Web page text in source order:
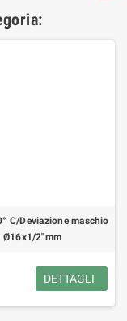
C/Deviazione maschio
Ø16x1/2"mm
DETTAGLI